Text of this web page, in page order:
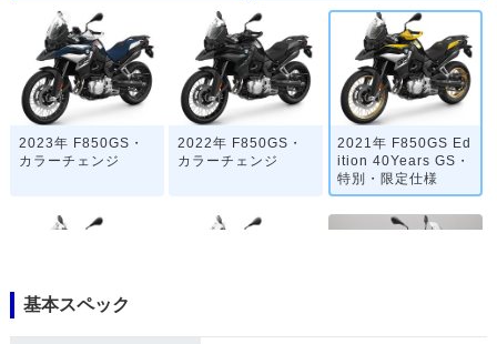
2023年 F850GS・
カラーチェンジ
2022年 F850GS・
カラーチェンジ
2021年 F850GS Ed
ition 40Years GS・
特別・限定仕様
基本スペック